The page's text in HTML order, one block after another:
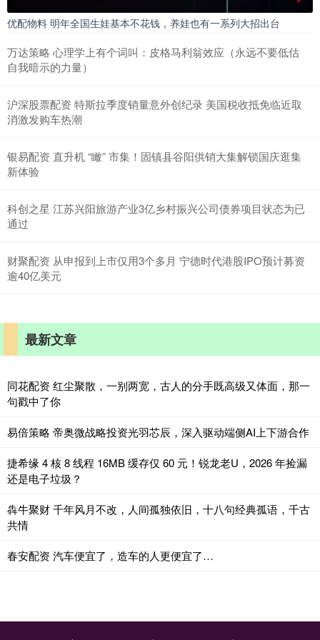
优配物料 明年全国生娃基本不花钱，养娃也有一系列大招出台
万达策略 心理学上有个词叫：皮格马利翁效应（永远不要低估
自我暗示的力量）
沪深股票配资 特斯拉季度销量意外创纪录 美国税收抵免临近取
消激发购车热潮
银易配资 直升机 “瞰” 市集！固镇县谷阳供销大集解锁国庆逛集
新体验
科创之星 江苏兴阳旅游产业3亿乡村振兴公司债券项目状态为已
通过
财聚配资 从申报到上市仅用3个多月 宁德时代港股IPO预计募资
逾40亿美元
最新文章
同花配资 红尘聚散，一别两宽，古人的分手既高级又体面​，那一
句戳中了你
易倍策略 帝奥微战略投资光羽芯辰，深入驱动端侧AI上下游合作
捷希缘 4 核 8 线程 16MB 缓存仅 60 元！锐龙老U，2026 年捡漏
还是电子垃圾？
犇牛聚财 千年风月不改，人间孤独依旧，十八句经典孤语，千古
共情
春安配资 汽车便宜了，造车的人更便宜了…